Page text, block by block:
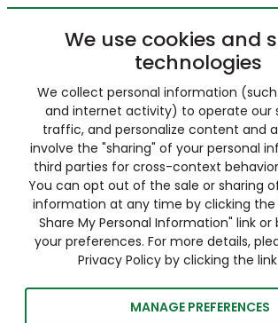
We use cookies and
technologies
We collect personal information
and internet activity) to operate our
traffic, and personalize content and
involve the "sharing" of your personal
third parties for cross-context
You can opt out of the sale or sharing
information at any time by clicking the
Share My Personal Information" link
your preferences. For more details,
Privacy Policy by clicking the
MANAGE PREFERENCES